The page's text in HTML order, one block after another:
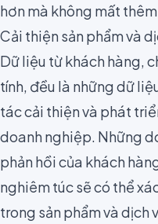
hơn mà không mất thêm
Cải thiện sản phẩm và
Dữ liệu từ khách hàng,
tính, đều là những dữ
tác cải thiện và phát
doanh nghiệp. Những
phản hồi của khách
nghiêm túc sẽ có thể
trong sản phẩm và dịch